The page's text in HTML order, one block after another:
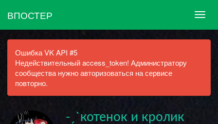
ВПОСТЕР
Ошибка VK API #5
Недействительный access_token! Администратору
сообщества нужно авторизоваться на сервисе
повторно.
-ˏ`котенок и кролик